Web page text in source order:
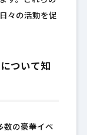
々の活動を促
ついて知
数の豪華イベ